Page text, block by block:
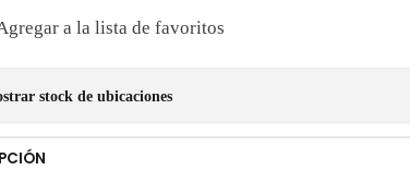
a la lista de favoritos
stock de ubicaciones